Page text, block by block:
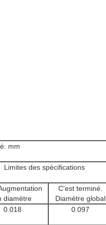
mm
Limites des spécifications
diamètre
C'est terminé.
Diamètre global
0.018 0.097